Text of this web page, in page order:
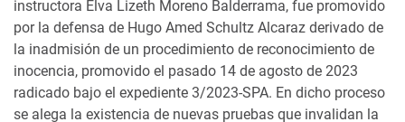
instructora Elva Lizeth Moreno Balderrama, fue promovido
por la defensa de Hugo Amed Schultz Alcaraz derivado de
la inadmisión de un procedimiento de reconocimiento de
inocencia, promovido el pasado 14 de agosto de 2023
radicado bajo el expediente 3/2023-SPA. En dicho proceso
se alega la existencia de nuevas pruebas que invalidan la